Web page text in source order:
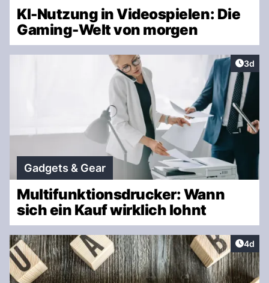
KI-Nutzung in Videospielen: Die
Gaming-Welt von morgen
3d
Gadgets & Gear
Multifunktionsdrucker: Wann
sich ein Kauf wirklich lohnt
4d